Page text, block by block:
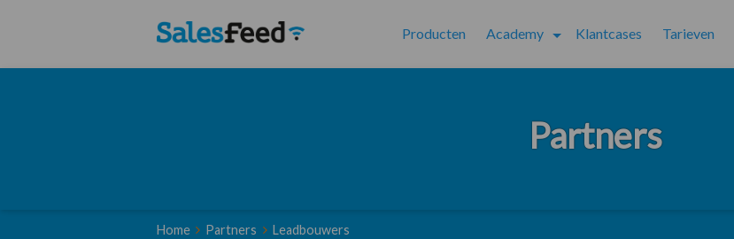
Producten Academy Klantcases Tarieven
Partners
Home Partners Leadbouwers